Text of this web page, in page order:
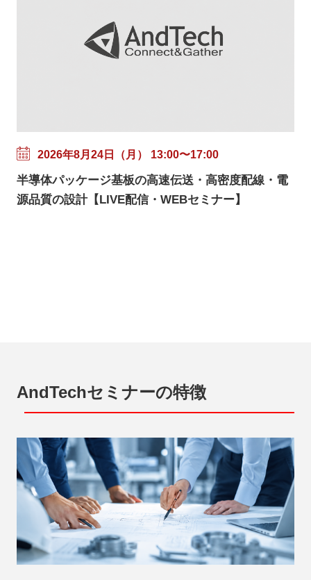
2026年8月24日（月） 13:00〜17:00
半導体パッケージ基板の高速伝送・高密度配線・電
源品質の設計【LIVE配信・WEBセミナー】
AndTechセミナーの特徴